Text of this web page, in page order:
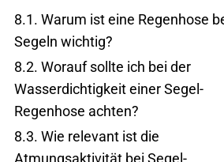
8.1. Warum ist eine Regenhose
Segeln wichtig?
8.2. Worauf sollte ich bei der
Wasserdichtigkeit einer Segel-
Regenhose achten?
8.3. Wie relevant ist die
Atmungsaktivität bei Segel-